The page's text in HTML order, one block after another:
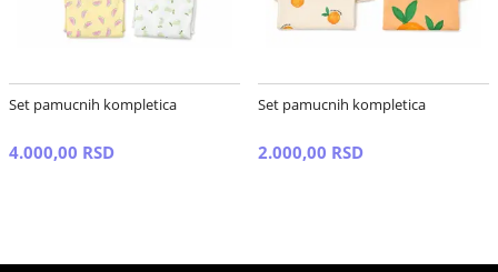
Set pamucnih kompletica
4.000,00 RSD
Set pamucnih kompletica
2.000,00 RSD